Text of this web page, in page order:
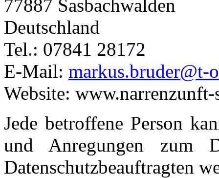
77887 Sasbachwalden
Deutschland
Tel.: 07841 28172
E-Mail: markus.bruder@t-
Website: www.narrenzunft-
Jede betroffene Person
und Anregungen zum
Datenschutzbeauftragten